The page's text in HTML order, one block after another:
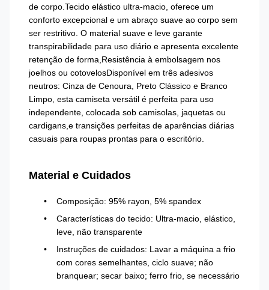
de corpo.Tecido elástico ultra-macio, oferece um
conforto excepcional e um abraço suave ao corpo sem
ser restritivo. O material suave e leve garante
transpirabilidade para uso diário e apresenta excelente
retenção de forma,Resistência à embolsagem nos
joelhos ou cotovelosDisponível em três adesivos
neutros: Cinza de Cenoura, Preto Clássico e Branco
Limpo, esta camiseta versátil é perfeita para uso
independente, colocada sob camisolas, jaquetas ou
cardigans,e transições perfeitas de aparências diárias
casuais para roupas prontas para o escritório.
Material e Cuidados
Composição: 95% rayon, 5% spandex
Características do tecido: Ultra-macio, elástico,
leve, não transparente
Instruções de cuidados: Lavar a máquina a frio
com cores semelhantes, ciclo suave; não
branquear; secar baixo; ferro frio, se necessário